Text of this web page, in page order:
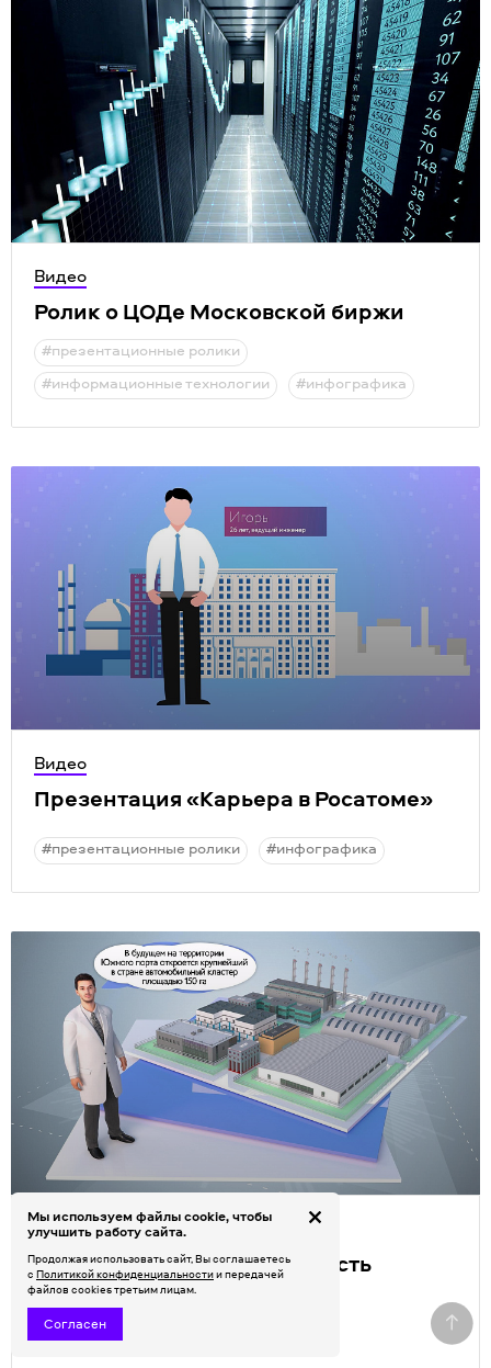
Видео
Ролик о ЦОДе Московской биржи
#презентационные ролики
#информационные технологии
#инфографика
Видео
Презентация «Карьера в Росатоме»
#презентационные ролики #инфографика
Видео
10 роликов«Промышленность
Москвы»
#инфографика
Мы используем файлы cookie, чтобы
улучшить работу сайта.
Продолжая использовать сайт, Вы соглашаетесь
с Политикой конфиденциальностии передачей
файлов cookies третьим лицам.
Согласен